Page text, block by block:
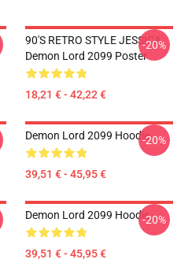
90'S RETRO STYLE JESSICA
Demon Lord 2099 Poster
18,21 € - 42,22 €
-20%
Demon Lord 2099 Hoodie
39,51 € - 45,95 €
-20%
Demon Lord 2099 Hoodie
39,51 € - 45,95 €
-20%